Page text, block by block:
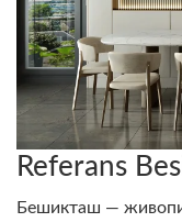
Referans
Бешикташ —